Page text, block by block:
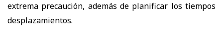
extrema precaución, además de planificar los tiempos
desplazamientos.